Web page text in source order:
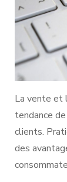
La vente et
tendance
clients.
des